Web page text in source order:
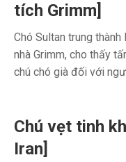
tích Grimm]
Chó Sultan trung
nhà Grimm, cho thấy
chú chó già đối với
Chú vẹt tinh
Iran]